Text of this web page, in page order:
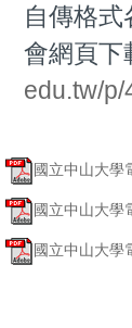
自傳格
會網頁下
edu.tw/
國立中山大學
國立中山大學
國立中山大學